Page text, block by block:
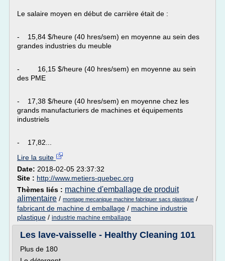
Le salaire moyen en début de carrière était de :
- 15,84 $/heure (40 hres/sem) en moyenne au sein des
grandes industries du meuble
- 16,15 $/heure (40 hres/sem) en moyenne au sein
des PME
- 17,38 $/heure (40 hres/sem) en moyenne chez les
grands manufacturiers de machines et équipements
industriels
- 17,82...
Lire la suite
Date: 2018-02-05 23:37:32
Site : http://www.metiers-quebec.org
Thèmes liés : machine d'emballage de produit
alimentaire / montage mecanique machine fabriquer sacs plastique /
fabricant de machine d emballage / machine industrie
plastique / industrie machine emballage
Les lave-vaisselle - Healthy Cleaning 101
Plus de 180